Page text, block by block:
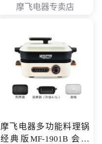
摩飞电器专卖店
摩飞电器多功能料理锅
经典版MF-1901B 会员